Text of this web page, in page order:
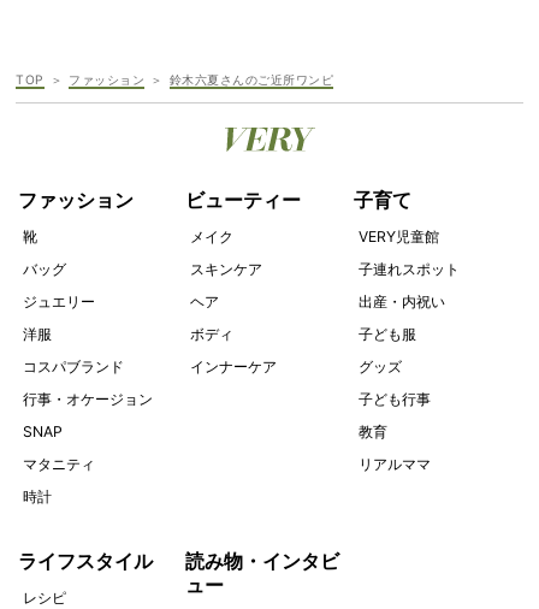
TOP ファッション 鈴木六夏さんのご近所ワンピ
ファッション
靴
バッグ
ジュエリー
洋服
コスパブランド
行事・オケージョン
SNAP
マタニティ
時計
ビューティー
メイク
スキンケア
ヘア
ボディ
インナーケア
子育て
VERY児童館
子連れスポット
出産・内祝い
子ども服
グッズ
子ども行事
教育
リアルママ
ライフスタイル
レシピ
読み物・インタビ
ュー